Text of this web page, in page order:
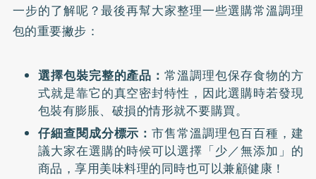
一步的了解呢？最後再幫大家整理一些選購常溫調理
包的重要撇步：
選擇包裝完整的產品：常溫調理包保存食物的方
式就是靠它的真空密封特性，因此選購時若發現
包裝有膨脹、破損的情形就不要購買。
仔細查閱成分標示：市售常溫調理包百百種，建
議大家在選購的時候可以選擇「少／無添加」的
商品，享用美味料理的同時也可以兼顧健康！